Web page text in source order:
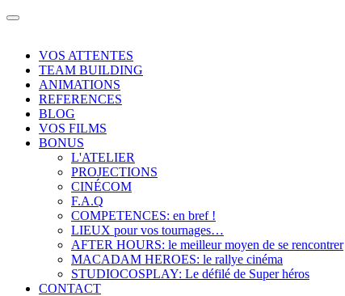
Toggle
VOS ATTENTES
TEAM BUILDING
ANIMATIONS
REFERENCES
BLOG
VOS FILMS
BONUS
L'ATELIER
PROJECTIONS
CINÉCOM
F.A.Q
COMPETENCES: en bref !
LIEUX pour vos tournages…
AFTER HOURS: le meilleur moyen de se rencontrer
MACADAM HEROES: le rallye cinéma
STUDIOCOSPLAY: Le défilé de Super héros
CONTACT